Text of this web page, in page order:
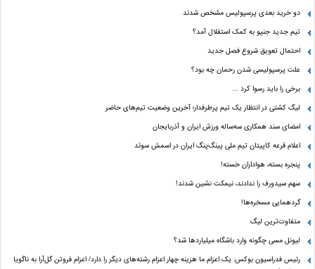
دو خرید بعدی پرسپولیس مشخص شدند
تیم جدید جنپو به کمک استقلال آمد؟
احتمال تعویق شروع فصل جدید
علت پرسپولیسی شدن رحمان چه بود؟
برخی را باید رسوا کرد …
لیگ کشتی در انتظار یک تیم پرطرفدار؛ آخرین وضعیت تیم‌های حاضر
امضای سند همکاری سه‌ساله ورزش ایران و آذربایجان
اعلام قرعه کاپیتان تیم ملی پینگ‌پنگ ایران در اسمش سوئد
پنجره بسته، هواداران خسته!
سهم سیدورف را ندادند، نیمکت نشین شدند!
گردهمایی مسخره‌ها!
متفاوت‌ترین لیگ
لیونل مسی چگونه وارد باشگاه میلیاردها شد؟
رئیس فدراسیون بوکس: یک اعزام ما هزینه چهار اعزام رشته‌های دیگر را دارد/ اعزام فروتن گل‌آرا به ناگویا